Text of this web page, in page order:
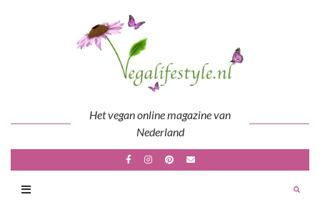
Het vegan online magazine van
Nederland